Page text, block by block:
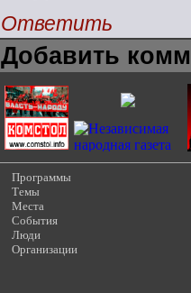
Ответить
Добавить
Программы
Темы
Места
События
Люди
Организации